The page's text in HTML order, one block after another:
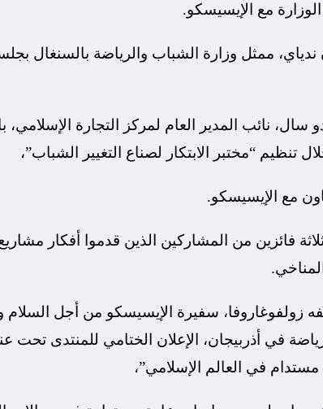
مع الإيسيسكو.
ندياي، ممثل وزارة الشباب والرياضة بالسنغال
سال، نائب المدير العام لمركز التجارة
تنظيم “مختبر الابتكار لصناع التغيير الشباب”،
مع الإيسيسكو.
فائزين من المشاركين الذين قدموا أفكار مشاريع
زولفوغاروفا، سفيرة الإيسيسكو من أجل السلام
في أذربيجان، الإعلان الختامي للمنتدى
في العالم الإسلامي”،